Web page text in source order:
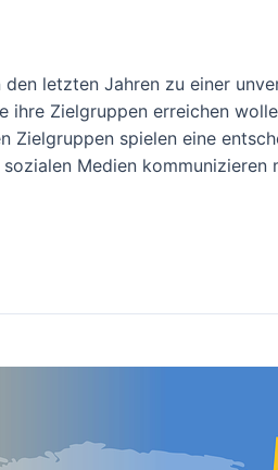
letzten Jahren zu einer
Zielgruppen erreichen
Zielgruppen spielen eine
Medien kommunizieren